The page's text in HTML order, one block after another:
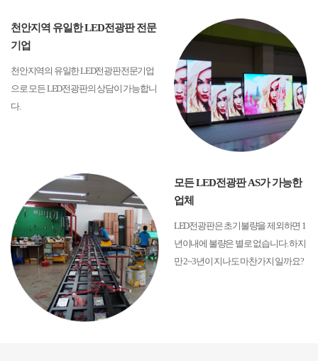
천안지역 유일한 LED전광판 전문
기업
천안지역의 유일한 LED전광판전문기업
으로 모든 LED전광판의 상담이 가능합니
다.
모든 LED전광판 AS가 가능한
업체
LED전광판은 초기불량을 제외하면 1
년이내에 불량은 별로 없습니다. 하지
만 2~3년이 지나도 마찬가지 일까요?